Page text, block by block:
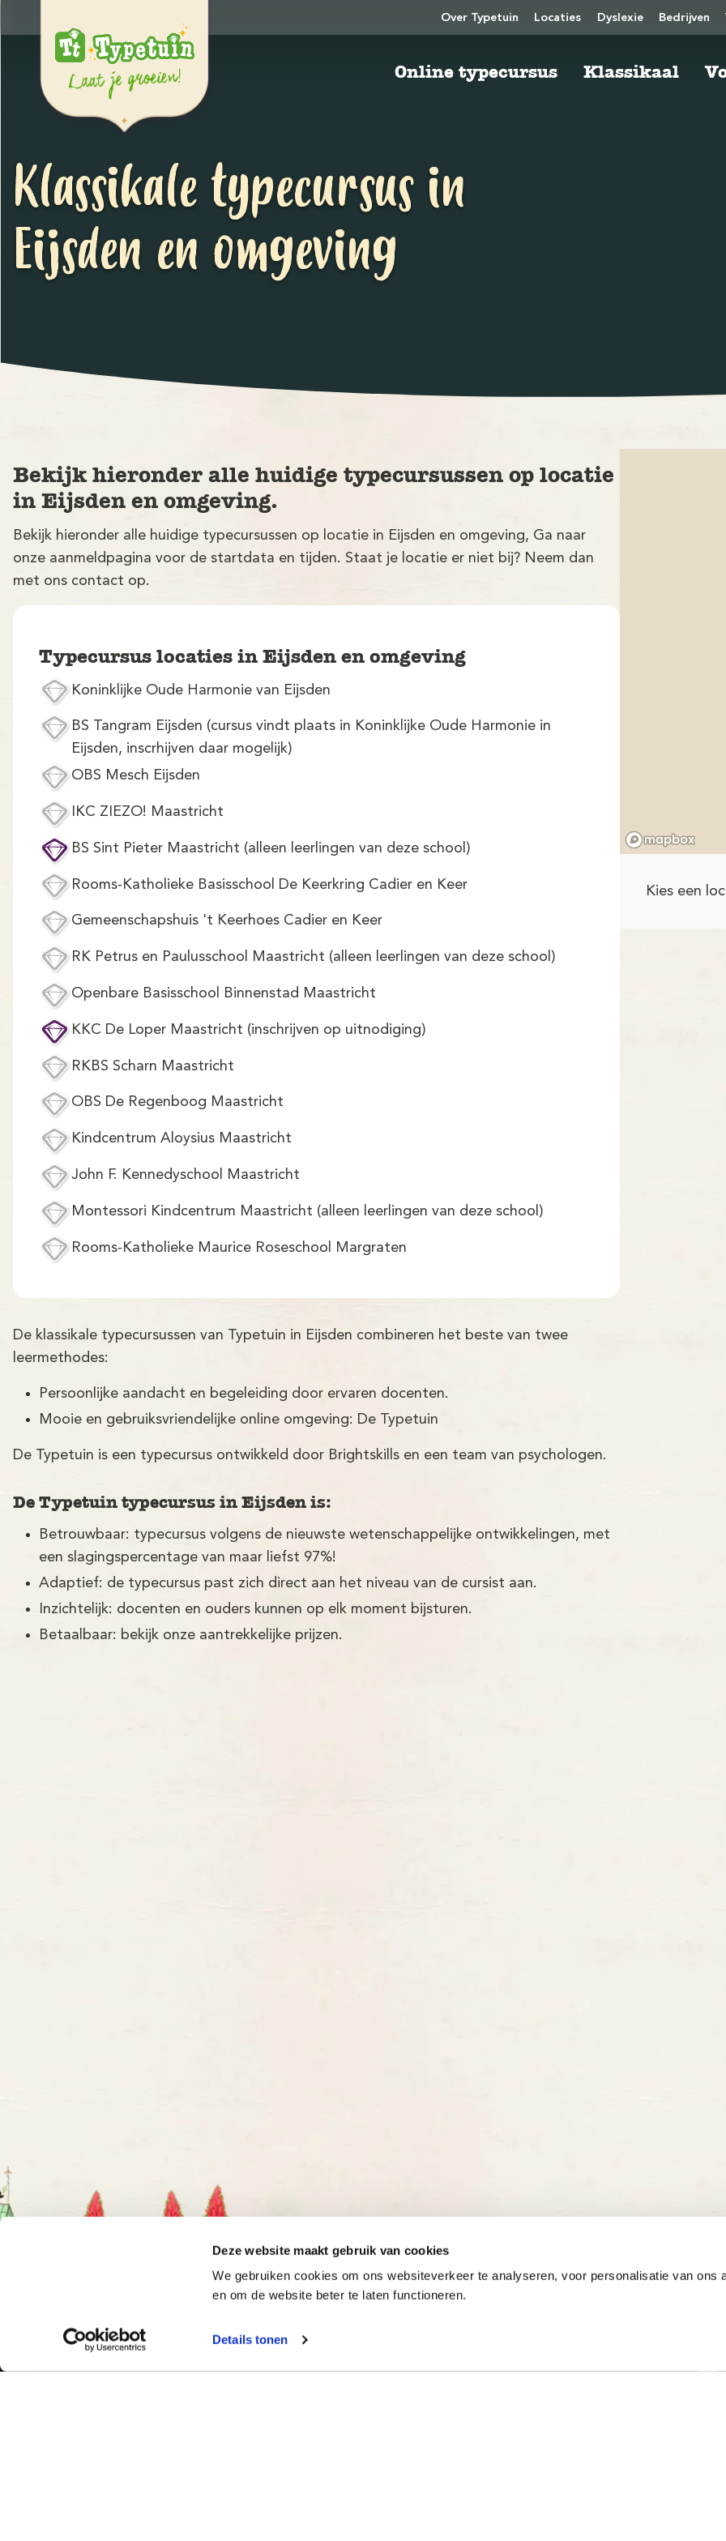
Deze website maakt gebruik van cookies
We gebruiken cookies om ons websiteverkeer te analyseren, voor personalisatie van ons
en om de website beter te laten functioneren.
Details tonen
Over Typetuin Locaties Dyslexie Bedrijven
Online typecursus Klassikaal
Klassikale typecursus in
Eijsden en omgeving
Bekijk hieronder alle huidige typecursussen op locatie
in Eijsden en omgeving.
Bekijk hieronder alle huidige typecursussen op locatie in Eijsden en omgeving, Ga naar
onze aanmeldpagina voor de startdata en tijden. Staat je locatie er niet bij? Neem dan
met ons contact op.
Typecursus locaties in Eijsden en omgeving
Koninklijke Oude Harmonie van Eijsden
BS Tangram Eijsden (cursus vindt plaats in Koninklijke Oude Harmonie in
Eijsden, inscrhijven daar mogelijk)
OBS Mesch Eijsden
IKC ZIEZO! Maastricht
BS Sint Pieter Maastricht (alleen leerlingen van deze school)
Rooms-Katholieke Basisschool De Keerkring Cadier en Keer
Gemeenschapshuis 't Keerhoes Cadier en Keer
RK Petrus en Paulusschool Maastricht (alleen leerlingen van deze school)
Openbare Basisschool Binnenstad Maastricht
KKC De Loper Maastricht (inschrijven op uitnodiging)
RKBS Scharn Maastricht
OBS De Regenboog Maastricht
Kindcentrum Aloysius Maastricht
John F. Kennedyschool Maastricht
Montessori Kindcentrum Maastricht (alleen leerlingen van deze school)
Rooms-Katholieke Maurice Roseschool Margraten
De klassikale typecursussen van Typetuin in Eijsden combineren het beste van twee
leermethodes:
Persoonlijke aandacht en begeleiding door ervaren docenten.
Mooie en gebruiksvriendelijke online omgeving: De Typetuin
De Typetuin is een typecursus ontwikkeld door Brightskills en een team van psychologen.
De Typetuin typecursus in Eijsden is:
Betrouwbaar: typecursus volgens de nieuwste wetenschappelijke ontwikkelingen, met
een slagingspercentage van maar liefst 97%!
Adaptief: de typecursus past zich direct aan het niveau van de cursist aan.
Inzichtelijk: docenten en ouders kunnen op elk moment bijsturen.
Betaalbaar: bekijk onze aantrekkelijke prijzen.
Kies een